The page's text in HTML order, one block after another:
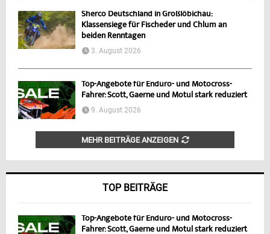
Sherco Deutschland in Großlöbichau:
Klassensiege für Fischeder und Chlum an
beiden Renntagen
3. August 2026
Top-Angebote für Enduro- und Motocross-
Fahrer: Scott, Gaerne und Motul stark reduziert
9. August 2026
MEHR BEITRÄGE ANZEIGEN
TOP BEITRÄGE
Top-Angebote für Enduro- und Motocross-
Fahrer: Scott, Gaerne und Motul stark reduziert